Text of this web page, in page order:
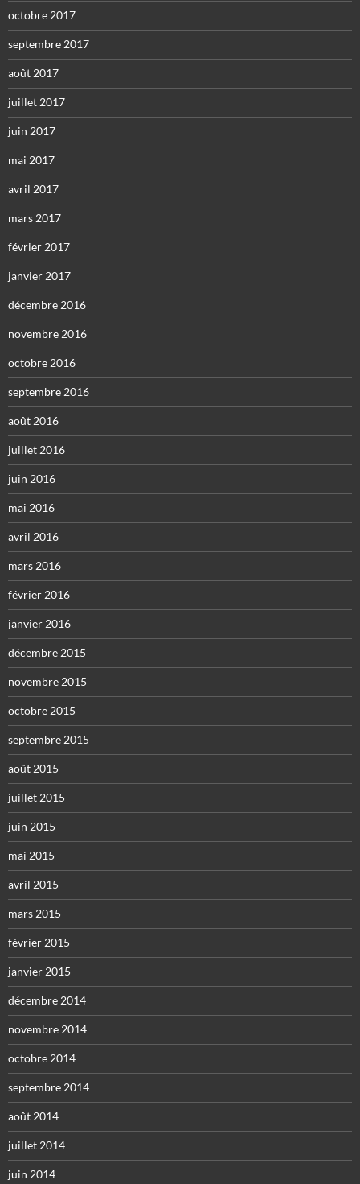
octobre 2017
septembre 2017
août 2017
juillet 2017
juin 2017
mai 2017
avril 2017
mars 2017
février 2017
janvier 2017
décembre 2016
novembre 2016
octobre 2016
septembre 2016
août 2016
juillet 2016
juin 2016
mai 2016
avril 2016
mars 2016
février 2016
janvier 2016
décembre 2015
novembre 2015
octobre 2015
septembre 2015
août 2015
juillet 2015
juin 2015
mai 2015
avril 2015
mars 2015
février 2015
janvier 2015
décembre 2014
novembre 2014
octobre 2014
septembre 2014
août 2014
juillet 2014
juin 2014